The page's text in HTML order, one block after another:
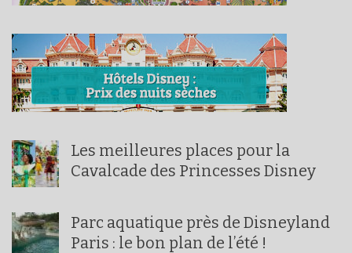
Les meilleures places pour la
Cavalcade des Princesses Disney
Parc aquatique près de Disneyland
Paris : le bon plan de l’été !